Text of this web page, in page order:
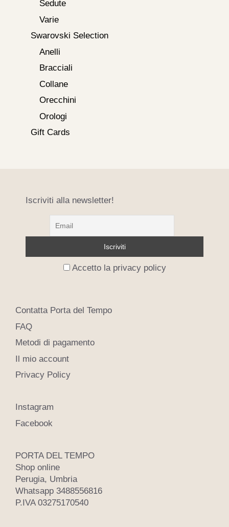
Sedute
Varie
Swarovski Selection
Anelli
Bracciali
Collane
Orecchini
Orologi
Gift Cards
Iscriviti alla newsletter!
Accetto la privacy policy
Contatta Porta del Tempo
FAQ
Metodi di pagamento
Il mio account
Privacy Policy
Instagram
Facebook
PORTA DEL TEMPO
Shop online
Perugia, Umbria
Whatsapp 3488556816
P.IVA 03275170540